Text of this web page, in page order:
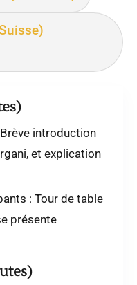
introduction
et explication
: Tour de table
présente